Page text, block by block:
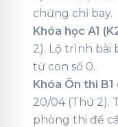
chứng chỉ bay.
Khóa học A1
2). Lộ trình bài
từ con số 0.
Khóa Ôn thi B1
20/04 (Thứ 2).
phòng thi để